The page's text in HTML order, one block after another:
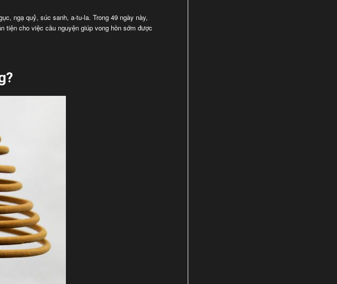
ngạ quỷ, súc sanh, a-tu-la. Trong 49 ngày này,
tiện cho việc cầu nguyện giúp vong hồn sớm được